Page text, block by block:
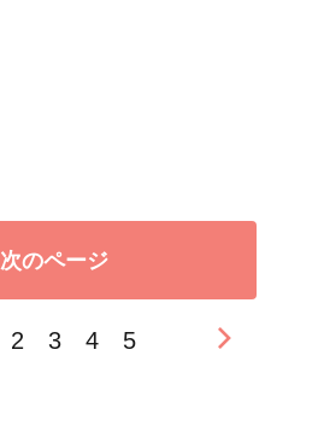
次のページ
2 3 4 5